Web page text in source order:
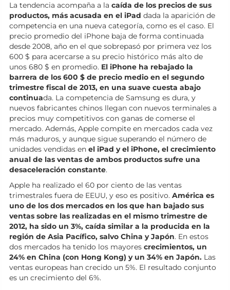
La tendencia acompaña a la caída de los precios de sus
productos, más acusada en el iPad dada la aparición de
competencia en una nueva categoría, como es el caso. El
precio promedio del iPhone baja de forma continuada
desde 2008, año en el que sobrepasó por primera vez los
600 $ para acercarse a su precio histórico más alto de
unos 680 $ en promedio. El iPhone ha rebajado la
barrera de los 600 $ de precio medio en el segundo
trimestre fiscal de 2013, en una suave cuesta abajo
continuada. La competencia de Samsung es dura, y
nuevos fabricantes chinos llegan con nuevos terminales a
precios muy competitivos con ganas de comerse el
mercado. Además, Apple compite en mercados cada vez
más maduros, y aunque sigue superando el número de
unidades vendidas en el iPad y el iPhone, el crecimiento
anual de las ventas de ambos productos sufre una
desaceleración constante.
Apple ha realizado el 60 por ciento de las ventas
trimestrales fuera de EEUU, y eso es positivo. América es
uno de los dos mercados en los que han bajado sus
ventas sobre las realizadas en el mismo trimestre de
2012, ha sido un 3%, caída similar a la producida en la
región de Asia Pacífico, salvo China y Japón. En estos
dos mercados ha tenido los mayores crecimientos, un
24% en China (con Hong Kong) y un 34% en Japón. Las
ventas europeas han crecido un 5%. El resultado conjunto
es un crecimiento del 6%.